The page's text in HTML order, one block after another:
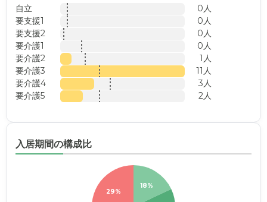
自立
0人
要支援1
0人
要支援2
0人
要介護1
0人
要介護2
1人
要介護3
11人
要介護4
3人
要介護5
2人
入居期間の構成比
18%
29%